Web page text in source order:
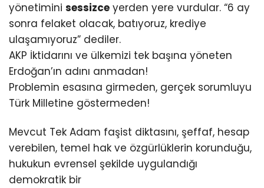
yönetimini sessizce yerden yere vurdular. “6 ay
sonra felaket olacak, batıyoruz, krediye
ulaşamıyoruz” dediler.
AKP İktidarını ve ülkemizi tek başına yöneten
Erdoğan’ın adını anmadan!
Problemin esasına girmeden, gerçek sorumluyu
Türk Milletine göstermeden!
Mevcut Tek Adam faşist diktasını, şeffaf, hesap
verebilen, temel hak ve özgürlüklerin korunduğu,
hukukun evrensel şekilde uygulandığı
demokratik bir